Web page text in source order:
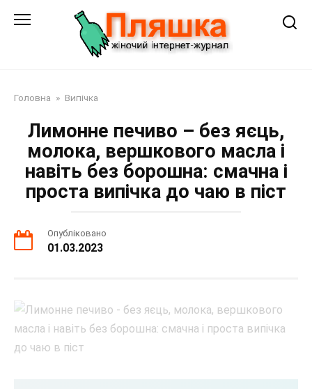
Головна » Випічка
Лимонне печиво – без яєць,
молока, вершкового масла і
навіть без борошна: смачна і
проста випічка до чаю в піст
Опубліковано
01.03.2023